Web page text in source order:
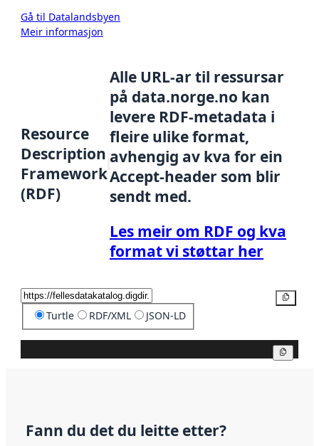
Gå til Datalandsbyen
Meir informasjon
Resource
Description
Framework
(RDF)
Alle URL-ar til ressursar
på data.norge.no kan
levere RDF-metadata i
fleire ulike format,
avhengig av kva for ein
Accept-header som blir
sendt med.
Les meir om RDF og kva
format vi støttar her
Turtle RDF/XML JSON-LD
Fann du det du leitte etter?